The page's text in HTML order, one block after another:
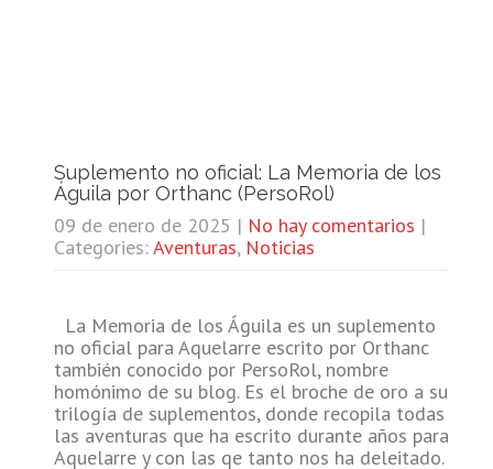
Suplemento no oficial: La Memoria de los
Águila por Orthanc (PersoRol)
09 de enero de 2025 | No hay comentarios |
Categories:Aventuras, Noticias
La Memoria de los Águila es un suplemento
no oficial para Aquelarre escrito por Orthanc
también conocido por PersoRol, nombre
homónimo de su blog. Es el broche de oro a su
trilogía de suplementos, donde recopila todas
las aventuras que ha escrito durante años para
Aquelarre y con las qe tanto nos ha deleitado.